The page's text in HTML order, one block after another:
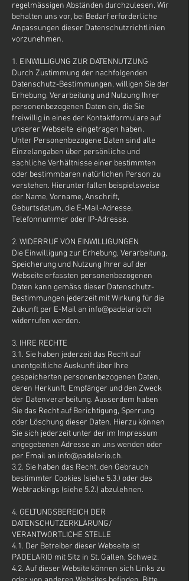
regelmässigen Abständen durchzulesen. Wir
behalten uns vor, bei Bedarf erforderliche
Anpassungen dieser Datenschutzrichtlinien
vorzunehmen.
1. EINWILLIGUNG ZUR DATENNUTZUNG
Durch Zustimmung der nachfolgenden
Datenschutz-Bestimmungen, willigen Sie der
Erhebung, Verarbeitung und Nutzung Ihrer
personenbezogenen Daten ein, die Sie
freiwillig in eines der Kontaktformulare auf
unserer Webseite eingetragen haben.
Unter Personenbezogene Daten sind alle
Einzelangaben über persönliche und
sachliche Verhältnisse einer bestimmten
oder bestimmbaren natürlichen Person zu
verstehen. Hierunter fallen beispielsweise
der Name, Vorname, Anschrift,
Geburtsdatum, die E-Mail-Adresse,
Telefonnummer oder IP-Adresse.
2. WIDERRUF VON EINWILLIGUNGEN
Die Einwilligung zur Erhebung, Verarbeitung,
Speicherung und Nutzung Ihrer auf der
Webseite erfassten personenbezogenen
Daten kann gemäss dieser Datenschutz-
Bestimmungen jederzeit mit Wirkung für die
Zukunft per E-Mail an info@padelario.ch
widerrufen werden.
3. IHRE RECHTE
3.1. Sie haben jederzeit das Recht auf
unentgeltliche Auskunft über Ihre
gespeicherten personenbezogenen Daten,
deren Herkunft, Empfänger und den Zweck
der Datenverarbeitung. Ausserdem haben
Sie das Recht auf Berichtigung, Sperrung
oder Löschung dieser Daten. Hierzu können
Sie sich jederzeit unter der im Impressum
angegebenen Adresse an uns wenden oder
per Email an info@padelario.ch.
3.2. Sie haben das Recht, den Gebrauch
bestimmter Cookies (siehe 5.3.) oder des
Webtrackings (siehe 5.2.) abzulehnen.
4. GELTUNGSBEREICH DER
DATENSCHUTZERKLÄRUNG/
VERANTWORTLICHE STELLE
4.1. Der Betreiber dieser Webseite ist
PADELARIO mit Sitz in St. Gallen, Schweiz.
4.2. Auf dieser Website können sich Links zu